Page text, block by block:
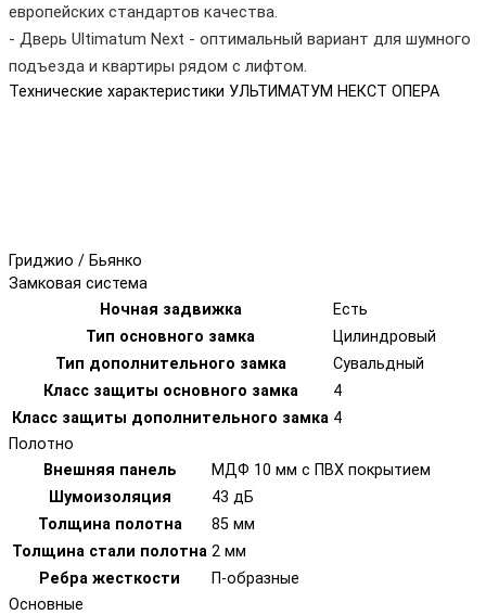
европейских стандартов качества.
- Дверь Ultimatum Next - оптимальный вариант для шумного
подъезда и квартиры рядом с лифтом.
Технические характеристики УЛЬТИМАТУМ НЕКСТ ОПЕРА
Гриджио / Бьянко
Замковая система
Ночная задвижка
Есть
Тип основного замка
Цилиндровый
Тип дополнительного замка
Сувальдный
Класс защиты основного замка
4
Класс защиты дополнительного замка 4
Полотно
Внешняя панель
МДФ 10 мм с ПВХ покрытием
Шумоизоляция
43 дБ
Толщина полотна
85 мм
Толщина стали полотна 2 мм
Ребра жесткости
П-образные
Основные